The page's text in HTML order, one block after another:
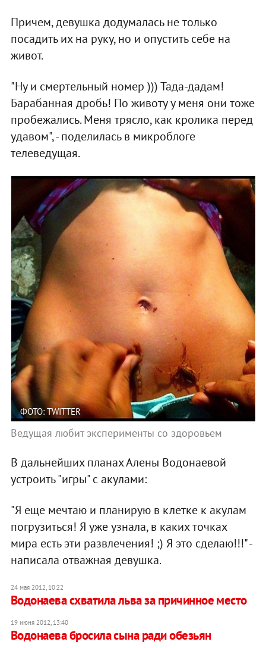
Причем, девушка додумалась не только
посадить их на руку, но и опустить себе на
живот.
"Ну и смертельный номер ))) Тада-дадам!
Барабанная дробь! По животу у меня они тоже
пробежались. Меня трясло, как кролика перед
удавом", - поделилась в микроблоге
телеведущая.
ФОТО: TWITTER
Ведущая любит эксперименты со здоровьем
В дальнейших планах Алены Водонаевой
устроить "игры" с акулами:
"Я еще мечтаю и планирую в клетке к акулам
погрузиться! Я уже узнала, в каких точках
мира есть эти развлечения! ;) Я это сделаю!!!" -
написала отважная девушка.
24 мая 2012, 10:22
Водонаева схватила льва за причинное место
19 июня 2012, 13:40
Водонаева бросила сына ради обезьян